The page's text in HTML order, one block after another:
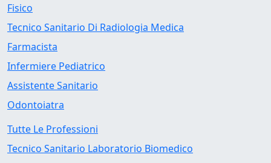
Fisico
Tecnico Sanitario Di Radiologia Medica
Farmacista
Infermiere Pediatrico
Assistente Sanitario
Odontoiatra
Tutte Le Professioni
Tecnico Sanitario Laboratorio Biomedico